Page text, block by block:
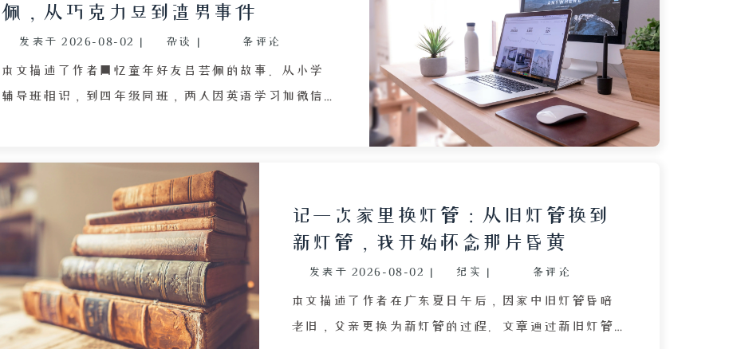
慨儿时记忆模糊，如今想象力却不如从前，同时对比
了市中心嘈杂的环境与公园的宁静，并对在公园内读
书的生活表达了矛盾看法。文章以一句关于居住于此
的假设性提问作结，引发对城市发展与生活选择的思
佩，从巧克力豆到渣男事件
发表于 2026-08-02 | 杂谈 | 条评论
本文描述了作者回忆童年好友吕芸佩的故事。从小学
辅导班相识，到四年级同班，两人因英语学习加微信
因网络环境影响发生变化。一次误会导致两人关系破
裂，最终失联。多年后，作者重拾抖音，发现好友已
停止更新，而自己通过持续努力在编程、博客和养龟
等领域获得了稳定成长。文章通过这段童年友谊的碎
片，反思了互联网对青少年成长的复杂影响，以及人
生赛道多元化的道理。
记一次家里换灯管：从旧灯管换到
新灯管，我开始怀念那片昏黄
发表于 2026-08-02 | 纪实 | 条评论
本文描述了作者在广东夏日午后，因家中旧灯管昏暗
老旧，父亲更换为新灯管的过程。文章通过新旧灯管